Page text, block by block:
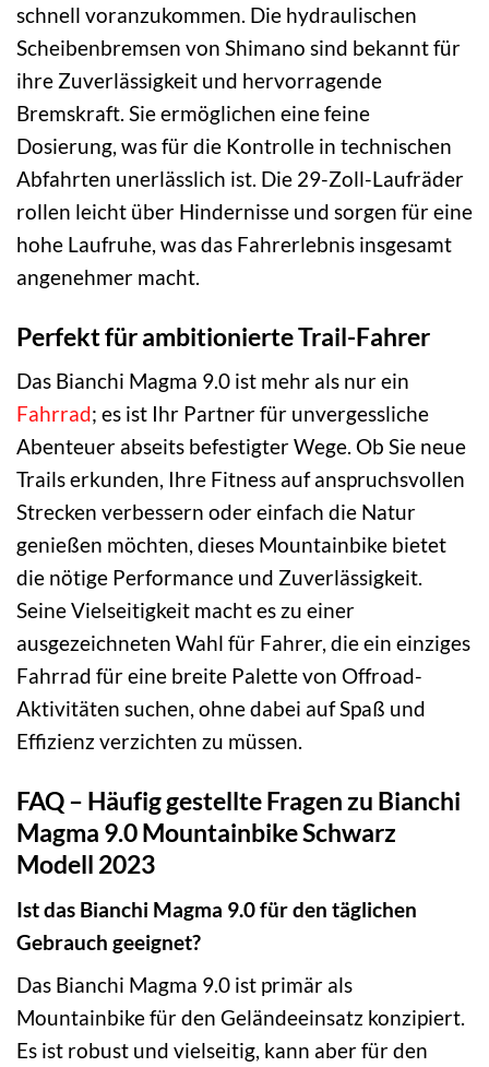
schnell voranzukommen. Die hydraulischen
Scheibenbremsen von Shimano sind bekannt für
ihre Zuverlässigkeit und hervorragende
Bremskraft. Sie ermöglichen eine feine
Dosierung, was für die Kontrolle in technischen
Abfahrten unerlässlich ist. Die 29-Zoll-Laufräder
rollen leicht über Hindernisse und sorgen für eine
hohe Laufruhe, was das Fahrerlebnis insgesamt
angenehmer macht.
Perfekt für ambitionierte Trail-Fahrer
Das Bianchi Magma 9.0 ist mehr als nur ein
Fahrrad; es ist Ihr Partner für unvergessliche
Abenteuer abseits befestigter Wege. Ob Sie neue
Trails erkunden, Ihre Fitness auf anspruchsvollen
Strecken verbessern oder einfach die Natur
genießen möchten, dieses Mountainbike bietet
die nötige Performance und Zuverlässigkeit.
Seine Vielseitigkeit macht es zu einer
ausgezeichneten Wahl für Fahrer, die ein einziges
Fahrrad für eine breite Palette von Offroad-
Aktivitäten suchen, ohne dabei auf Spaß und
Effizienz verzichten zu müssen.
FAQ – Häufig gestellte Fragen zu Bianchi
Magma 9.0 Mountainbike Schwarz
Modell 2023
Ist das Bianchi Magma 9.0 für den täglichen
Gebrauch geeignet?
Das Bianchi Magma 9.0 ist primär als
Mountainbike für den Geländeeinsatz konzipiert.
Es ist robust und vielseitig, kann aber für den